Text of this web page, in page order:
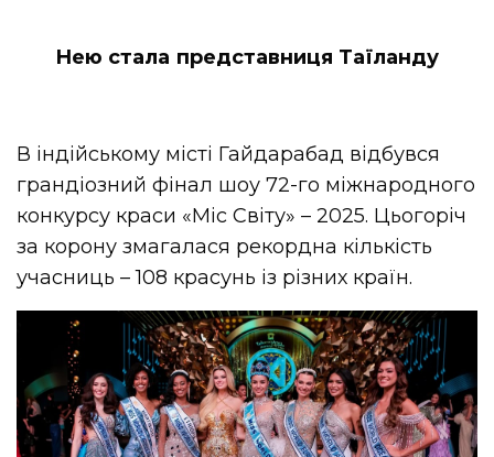
Нею стала представниця Таїланду
В індійському місті Гайдарабад відбувся
грандіозний фінал шоу 72-го міжнародного
конкурсу краси «Міс Світу» – 2025. Цьогоріч
за корону змагалася рекордна кількість
учасниць – 108 красунь із різних країн.